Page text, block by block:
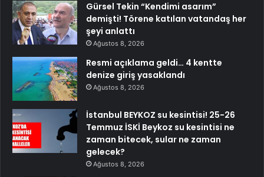
Gürsel Tekin “Kendimi asarım”
demişti! Törene katılan vatandaş her
şeyi anlattı
Ağustos 8, 2026
Resmi açıklama geldi… 4 kentte
denize giriş yasaklandı
Ağustos 8, 2026
İstanbul BEYKOZ su kesintisi! 25-26
Temmuz İSKİ Beykoz su kesintisi ne
zaman bitecek, sular ne zaman
gelecek?
Ağustos 8, 2026